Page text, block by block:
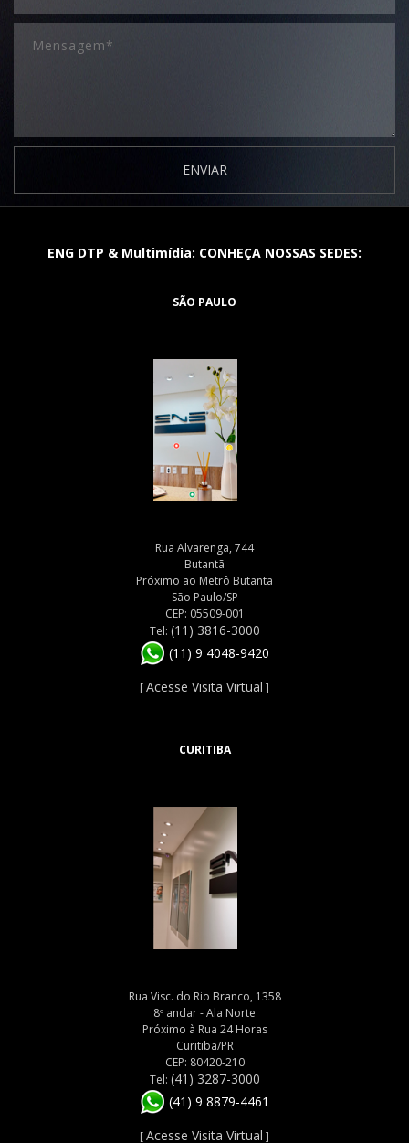
ENVIAR
ENG DTP & Multimídia: CONHEÇA NOSSAS SEDES:
SÃO PAULO
Rua Alvarenga, 744
Butantã
Próximo ao Metrô Butantã
São Paulo/SP
CEP: 05509-001
Tel: (11) 3816-3000
(11) 9 4048-9420
[Acesse Visita Virtual ]
CURITIBA
Rua Visc. do Rio Branco, 1358
8º andar - Ala Norte
Próximo à Rua 24 Horas
Curitiba/PR
CEP: 80420-210
Tel: (41) 3287-3000
(41) 9 8879-4461
[Acesse Visita Virtual ]